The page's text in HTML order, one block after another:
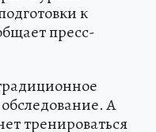
к
пресс-
А
тренироваться